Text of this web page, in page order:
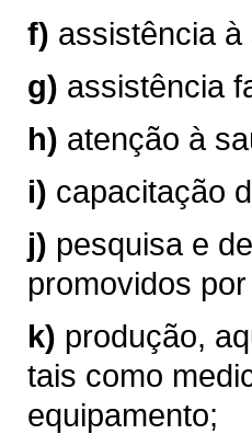
f) assistência
g) assistência
h) atenção à
i) capacitação
j) pesquisa e
promovidos
k) produção,
tais como
equipamento;